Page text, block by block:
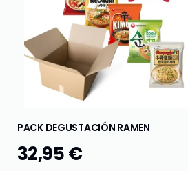
PACK DEGUSTACIÓN RAMEN
32,95€